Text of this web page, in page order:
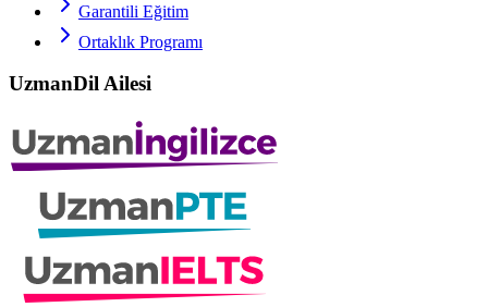
Garantili Eğitim
Ortaklık Programı
UzmanDil Ailesi